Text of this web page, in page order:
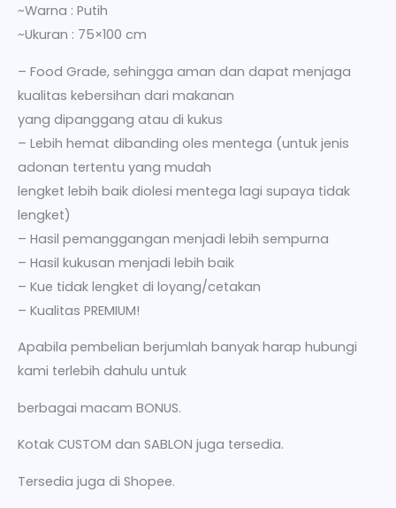
~Warna : Putih
~Ukuran : 75×100 cm
– Food Grade, sehingga aman dan dapat menjaga
kualitas kebersihan dari makanan
yang dipanggang atau di kukus
– Lebih hemat dibanding oles mentega (untuk jenis
adonan tertentu yang mudah
lengket lebih baik diolesi mentega lagi supaya tidak
lengket)
– Hasil pemanggangan menjadi lebih sempurna
– Hasil kukusan menjadi lebih baik
– Kue tidak lengket di loyang/cetakan
– Kualitas PREMIUM!
Apabila pembelian berjumlah banyak harap hubungi
kami terlebih dahulu untuk
berbagai macam BONUS.
Kotak CUSTOM dan SABLON juga tersedia.
Tersedia juga di Shopee.